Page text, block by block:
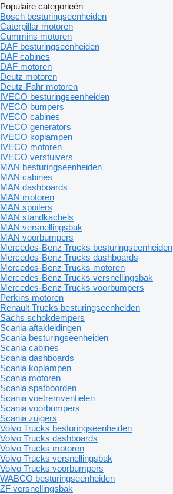
Populaire categorieën
Bosch besturingseenheiden
Caterpillar motoren
Cummins motoren
DAF besturingseenheiden
DAF cabines
DAF motoren
Deutz motoren
Deutz-Fahr motoren
IVECO besturingseenheiden
IVECO bumpers
IVECO cabines
IVECO generators
IVECO koplampen
IVECO motoren
IVECO verstuivers
MAN besturingseenheiden
MAN cabines
MAN dashboards
MAN motoren
MAN spoilers
MAN standkachels
MAN versnellingsbak
MAN voorbumpers
Mercedes-Benz Trucks besturingseenheiden
Mercedes-Benz Trucks dashboards
Mercedes-Benz Trucks motoren
Mercedes-Benz Trucks versnellingsbak
Mercedes-Benz Trucks voorbumpers
Perkins motoren
Renault Trucks besturingseenheiden
Sachs schokdempers
Scania aftakleidingen
Scania besturingseenheiden
Scania cabines
Scania dashboards
Scania koplampen
Scania motoren
Scania spatboorden
Scania voetremventielen
Scania voorbumpers
Scania zuigers
Volvo Trucks besturingseenheiden
Volvo Trucks dashboards
Volvo Trucks motoren
Volvo Trucks versnellingsbak
Volvo Trucks voorbumpers
WABCO besturingseenheiden
ZF versnellingsbak